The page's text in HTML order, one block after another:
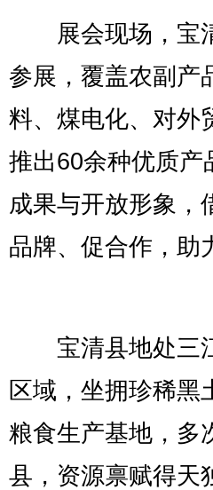
展会现场，宝
参展，覆盖农副产
料、煤电化、对外
推出60余种优质产
成果与开放形象，
品牌、促合作，助
宝清县地处三
区域，坐拥珍稀黑
粮食生产基地，多
县，资源禀赋得天